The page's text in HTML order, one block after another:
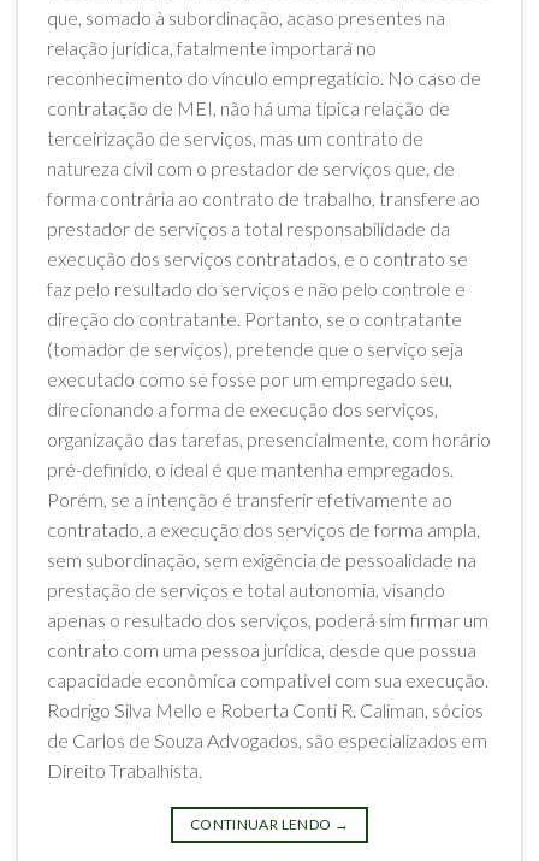
que, somado à subordinação, acaso presentes na
relação jurídica, fatalmente importará no
reconhecimento do vínculo empregatício. No caso de
contratação de MEI, não há uma típica relação de
terceirização de serviços, mas um contrato de
natureza civil com o prestador de serviços que, de
forma contrária ao contrato de trabalho, transfere ao
prestador de serviços a total responsabilidade da
execução dos serviços contratados, e o contrato se
faz pelo resultado do serviços e não pelo controle e
direção do contratante. Portanto, se o contratante
(tomador de serviços), pretende que o serviço seja
executado como se fosse por um empregado seu,
direcionando a forma de execução dos serviços,
organização das tarefas, presencialmente, com horário
pré-definido, o ideal é que mantenha empregados.
Porém, se a intenção é transferir efetivamente ao
contratado, a execução dos serviços de forma ampla,
sem subordinação, sem exigência de pessoalidade na
prestação de serviços e total autonomia, visando
apenas o resultado dos serviços, poderá sim firmar um
contrato com uma pessoa jurídica, desde que possua
capacidade econômica compatível com sua execução.
Rodrigo Silva Mello e Roberta Conti R. Caliman, sócios
de Carlos de Souza Advogados, são especializados em
Direito Trabalhista.
CONTINUAR LENDO →